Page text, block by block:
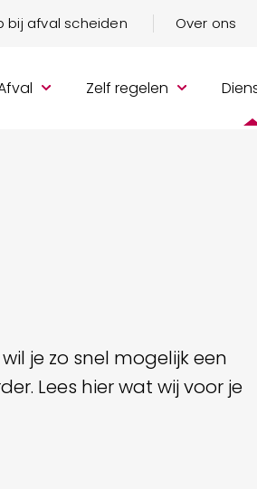
bij afval scheiden Over ons
Zelf regelen
je zo snel mogelijk een
Lees hier wat wij voor je